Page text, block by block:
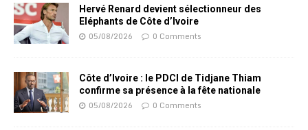
Hervé Renard devient sélectionneur des
Eléphants de Côte d’Ivoire
05/08/2026 0 Comments
Côte d’Ivoire : le PDCI de Tidjane Thiam
confirme sa présence à la fête nationale
05/08/2026 0 Comments